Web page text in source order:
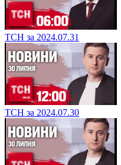
ТСН за 2024.07.31
ТСН за 2024.07.30